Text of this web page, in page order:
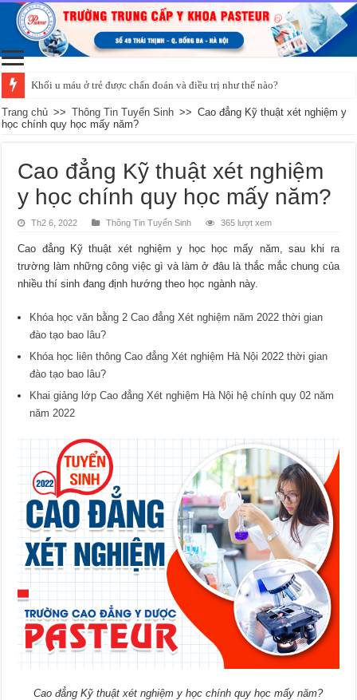
Khối u máu ở trẻ được chẩn đoán và điều trị như thế nào?
Trang chủ >> Thông Tin Tuyển Sinh >> Cao đẳng Kỹ thuật xét nghiệm y
học chính quy học mấy năm?
Cao đẳng Kỹ thuật xét nghiệm
y học chính quy học mấy năm?
Th2 6, 2022 Thông Tin Tuyển Sinh 365 lượt xem
Cao đẳng Kỹ thuật xét nghiệm y học học mấy năm, sau khi ra
trường làm những công việc gì và làm ở đâu là thắc mắc chung của
nhiều thí sinh đang định hướng theo học ngành này.
Khóa học văn bằng 2 Cao đẳng Xét nghiệm năm 2022 thời gian
đào tạo bao lâu?
Khóa học liên thông Cao đẳng Xét nghiệm Hà Nội 2022 thời gian
đào tạo bao lâu?
Khai giảng lớp Cao đẳng Xét nghiệm Hà Nội hệ chính quy 02 năm
năm 2022
Cao đẳng Kỹ thuật xét nghiệm y học chính quy học mấy năm?